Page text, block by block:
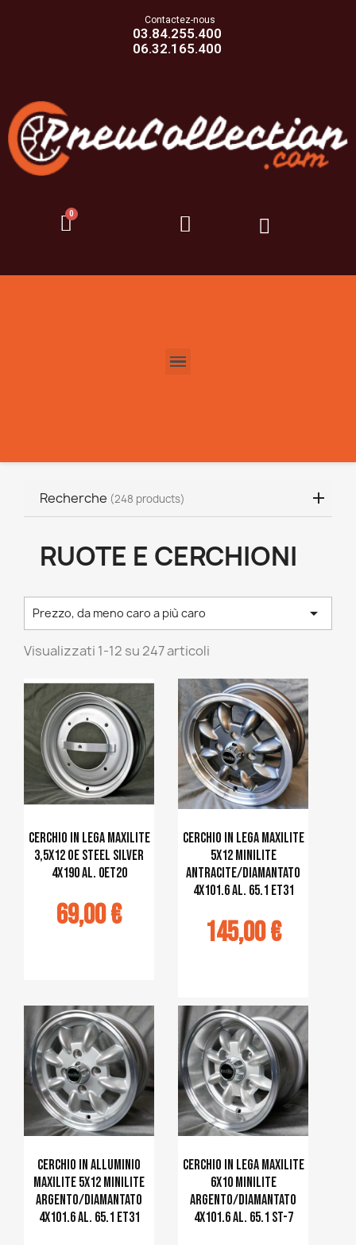
Contactez-nous
03.84.255.400
06.32.165.400
Recherche (248 products)
RUOTE E CERCHIONI
Prezzo, da meno caro a più caro 
Visualizzati 1-12 su 247 articoli
Cerchio in lega MAXILITE
3,5x12 OE steel silver
4x190 al. 0ET20
69,00 €
panier
Cerchio in lega MAXILITE
5x12 Minilite
antracite/diamantato
4x101.6 al. 65.1 ET31
145,00 €
Ajouter au
panier
Cerchio in alluminio
MAXILITE 5x12 Minilite
argento/diamantato
4x101.6 al. 65.1 ET31
Cerchio in lega MAXILITE
6x10 Minilite
argento/diamantato
4x101.6 al. 65.1 ST-7